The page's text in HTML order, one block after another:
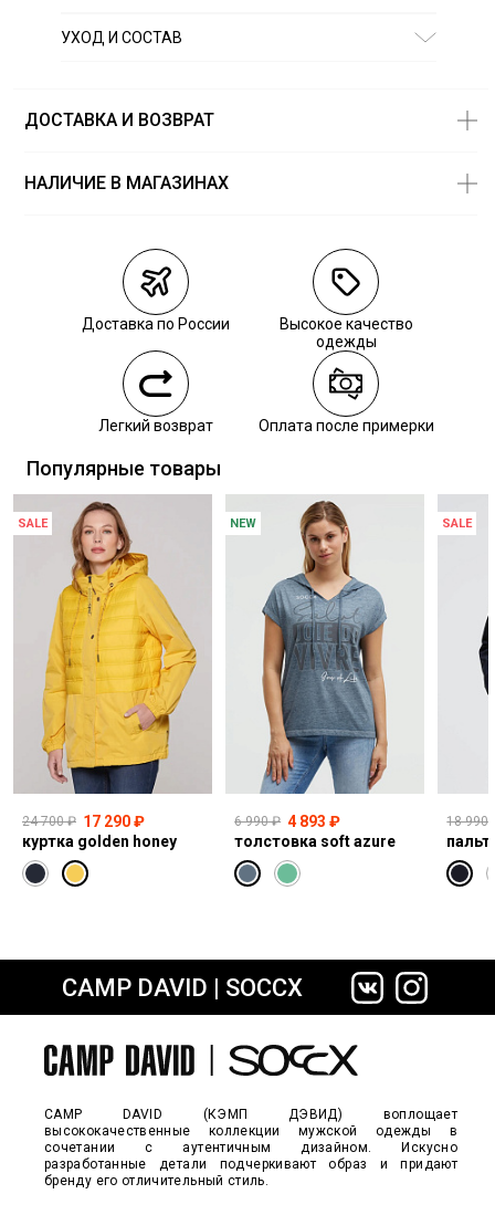
УХОД И СОСТАВ
ХИМИЧЕСКАЯ ЧИСТКА:
СУШКА:не сушить в стиральной машине
ДОСТАВКА И ВОЗВРАТ
Курьерская доставка СДЭК
Самовывоз из пункта выдачи СДЭК
Самовывоз из наших магазинов
Курьерская доставка СДЭК
Самовывоз из пункта выдачи СДЭК
сайте СДЭК
НАЛИЧИЕ В МАГАЗИНАХ
Доставка по России
Высокое качество
одежды
Легкий возврат Оплата после примерки
Популярные товары
SALE
24 700 ₽ 17 290 ₽
куртка golden honey
NEW
6 990 ₽ 4 893 ₽
толстовка soft azure
SALE
18 990
CAMP DAVID | SOCCX
CAMP DAVID (КЭМП ДЭВИД) воплощает
высококачественные коллекции мужской одежды в
сочетании с аутентичным дизайном. Искусно
разработанные детали подчеркивают образ и придают
бренду его отличительный стиль.